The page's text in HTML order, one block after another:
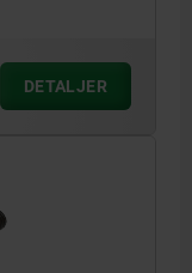
DETALJER